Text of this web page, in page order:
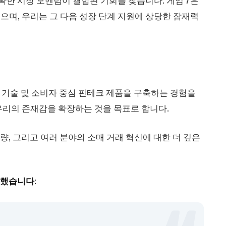
며, 우리는 그 다음 성장 단계 지원에 상당한 잠재력
술 및 소비자 중심 핀테크 제품을 구축하는 경험을
의 존재감을 확장하는 것을 목표로 합니다.
, 그리고 여러 분야의 소매 거래 혁신에 대한 더 깊은
습니다: